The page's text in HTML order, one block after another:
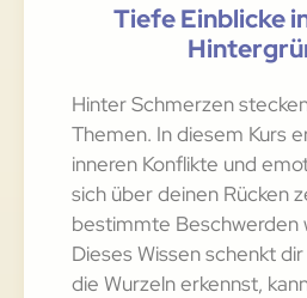
Tiefe Einblicke
Hinter Schmerzen
Themen. In diesem Kurs
inneren Konflikte und
sich über deinen Rücken
bestimmte Beschwerden
Dieses Wissen schenkt
die Wurzeln erkennst,